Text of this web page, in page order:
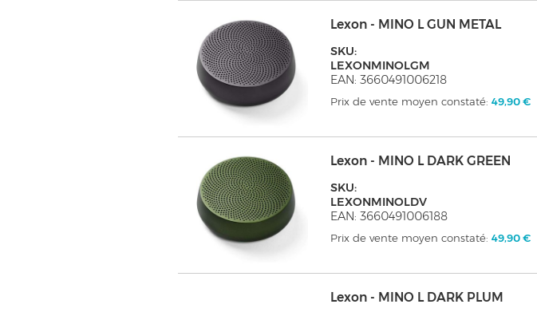
Lexon - MINO L GUN METAL
SKU:
LEXONMINOLGM
EAN: 3660491006218
Prix de vente moyen constaté:49,90 €
Lexon - MINO L DARK GREEN
SKU:
LEXONMINOLDV
EAN: 3660491006188
Prix de vente moyen constaté:49,90 €
Lexon - MINO L DARK PLUM